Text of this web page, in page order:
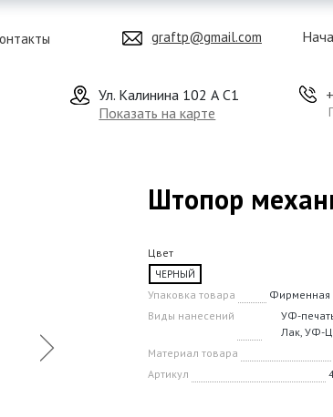
graftp@gmail.com
Ул. Калинина 102 А С1
Показать на карте
Штопор
Цвет
ЧЕРНЫЙ
Упаковка товара
Фирменная
Виды нанесений
УФ-
Лак, УФ-
Материал товара
Артикул